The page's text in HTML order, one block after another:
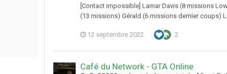
[Contact impossible] Lamar Davis (8 missions
(13 missions) Gérald (6 missions dernier coups)
12 septembre 2022 2
Café du Network - GTA Online